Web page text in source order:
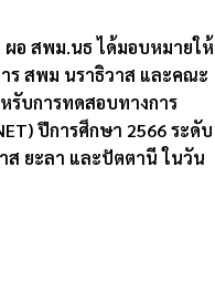
อ สพม.นธ ได้มอบหมายให้
ร สพม นราธิวาส และคณะ
รับการทดสอบทางการ
ปีการศึกษา 2566 ระดับ
ยะลา และปัตตานี ในวัน